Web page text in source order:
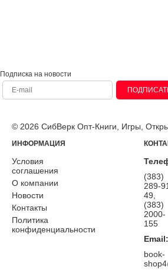
Подписка на новости
© 2026 СибВерк Опт-Книги, Игры,
ИНФОРМАЦИЯ
Условия
соглашения
О компании
Новости
Контакты
Политика
конфиденциальности
(383)
289-
49,
(383)
2000-
155
Email:
book-